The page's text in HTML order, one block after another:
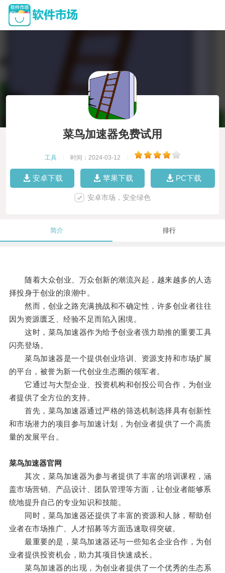
菜鸟加速器免费试用
工具 时间：2024-03-12
安卓下载 苹果下载 PC下载
安卓市场，安全绿色
简介 排行
随着大众创业、万众创新的潮流兴起，越来越多的人选
择投身于创业的浪潮中。
然而，创业之路充满挑战和不确定性，许多创业者往往
因为资源匮乏、经验不足而陷入困境。
这时，菜鸟加速器作为给予创业者强力助推的重要工具
闪亮登场。
菜鸟加速器是一个提供创业培训、资源支持和市场扩展
的平台，被誉为新一代创业生态圈的领军者。
它通过与大型企业、投资机构和创投公司合作，为创业
者提供了全方位的支持。
首先，菜鸟加速器通过严格的筛选机制选择具有创新性
和市场潜力的项目参与加速计划，为创业者提供了一个高质
量的发展平台。
菜鸟加速器官网
其次，菜鸟加速器为参与者提供了丰富的培训课程，涵
盖市场营销、产品设计、团队管理等方面，让创业者能够系
统地提升自己的专业知识和技能。
同时，菜鸟加速器还提供了丰富的资源和人脉，帮助创
业者在市场推广、人才招募等方面迅速取得突破。
最重要的是，菜鸟加速器还与一些知名企业合作，为创
业者提供投资机会，助力其项目快速成长。
菜鸟加速器的出现，为创业者提供了一个优秀的生态系